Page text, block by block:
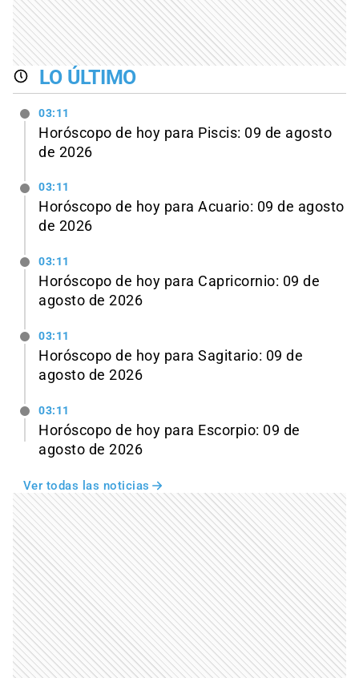
LO ÚLTIMO
03:11
Horóscopo de hoy para Piscis: 09 de agosto
de 2026
03:11
Horóscopo de hoy para Acuario: 09 de agosto
de 2026
03:11
Horóscopo de hoy para Capricornio: 09 de
agosto de 2026
03:11
Horóscopo de hoy para Sagitario: 09 de
agosto de 2026
03:11
Horóscopo de hoy para Escorpio: 09 de
agosto de 2026
Ver todas las noticias